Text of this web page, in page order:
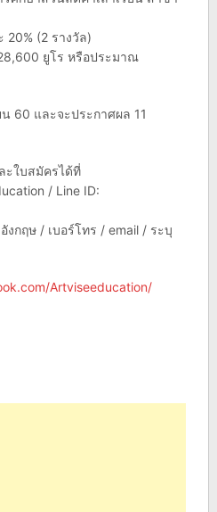
20% (2 รางวัล)
ยูโร หรือประมาณ
60 และจะประกาศผล 11
ะใบสมัครได้ที่
/ Line ID:
กฤษ / เบอร์โทร / email / ระบุ
Artviseeducation/